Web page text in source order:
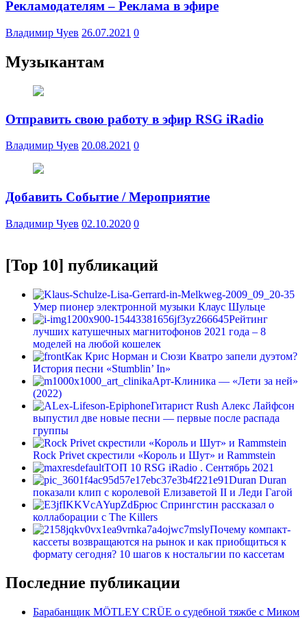
Рекламодателям – Реклама в эфире
Владимир Чуев 26.07.2021 0
Музыкантам
Отправить свою работу в эфир RSG iRadio
Владимир Чуев 20.08.2021 0
Добавить Событие / Мероприятие
Владимир Чуев 02.10.2020 0
[Top 10] публикаций
Умер пионер электронной музыки Клаус Шульце
Рейтинг
лучших катушечных магнитофонов 2021 года – 8
моделей на любой кошелек
Как Крис Норман и Сюзи Кватро запели дуэтом?
История песни «Stumblin’ In»
Арт-Клиника — «Лети за ней»
(2022)
Гитарист Rush Алекс Лайфсон
выпустил две новые песни — первые после распада
группы
Rock Privet скрестили «Король и Шут» и Rammstein
ТОП 10 RSG iRadio . Сентябрь 2021
Duran Duran
показали клип с королевой Елизаветой II и Леди Гагой
Брюс Спрингстин рассказал о
коллаборации с The Killers
Почему компакт-
кассеты возвращаются на рынок и как приобщиться к
формату сегодня? 10 шагов к ностальгии по кассетам
Последние публикации
Барабанщик MÖTLEY CRÜE о судебной тяжбе с Миком